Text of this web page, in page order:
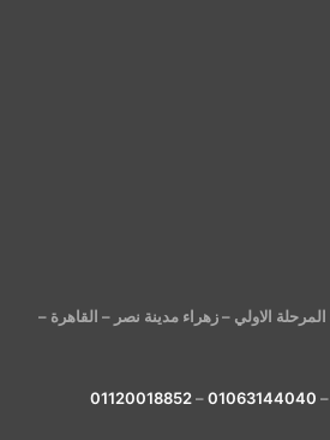
العنوان : رقم 1 عمارة رقم 86 المرحلة الاولي – زهراء مدينة نصر – القاهرة –
–
01063144040
–
01120018852